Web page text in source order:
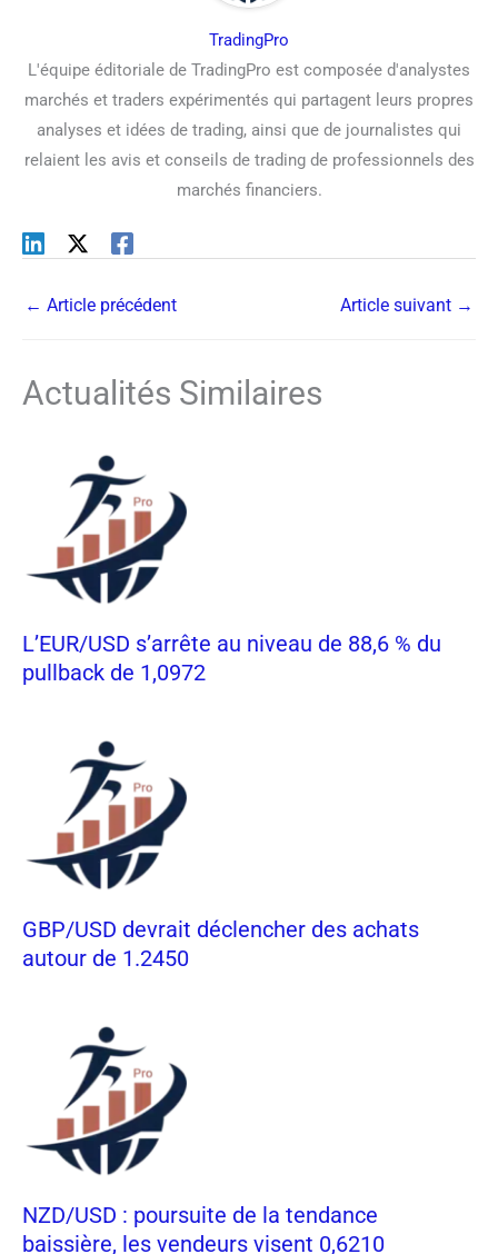
TradingPro
L'équipe éditoriale de TradingPro est composée d'analystes
marchés et traders expérimentés qui partagent leurs propres
analyses et idées de trading, ainsi que de journalistes qui
relaient les avis et conseils de trading de professionnels des
marchés financiers.
← Article précédent Article suivant →
Actualités Similaires
L’EUR/USD s’arrête au niveau de 88,6 % du
pullback de 1,0972
GBP/USD devrait déclencher des achats
autour de 1.2450
NZD/USD : poursuite de la tendance
baissière, les vendeurs visent 0,6210